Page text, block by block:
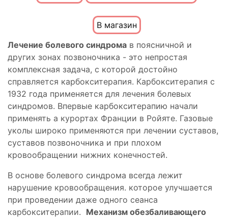
В магазин
Лечение болевого синдрома в поясничной и
других зонах позвоночника - это непростая
комплексная задача, с которой достойно
справляется карбокситерапия. Карбокситерапия с
1932 года применяется для лечения болевых
синдромов. Впервые карбокситерапию начали
применять а курортах Франции в Ройяте. Газовые
уколы широко применяются при лечении суставов,
суставов позвоночника и при плохом
кровообращении нижних конечностей.
В основе болевого синдрома всегда лежит
нарушение кровообращения. которое улучшается
при проведении даже одного сеанса
карбокситерапии. Механизм обезбаливающего